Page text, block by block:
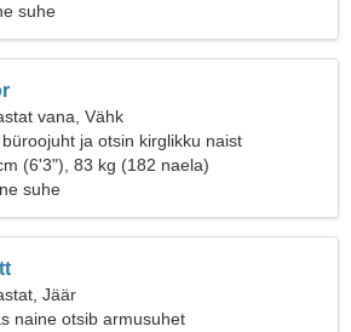
suhe
vana, Vähk
ja otsin kirglikku naist
(6'3"), 83 kg (182 naela)
suhe
Jäär
naine otsib armusuhet